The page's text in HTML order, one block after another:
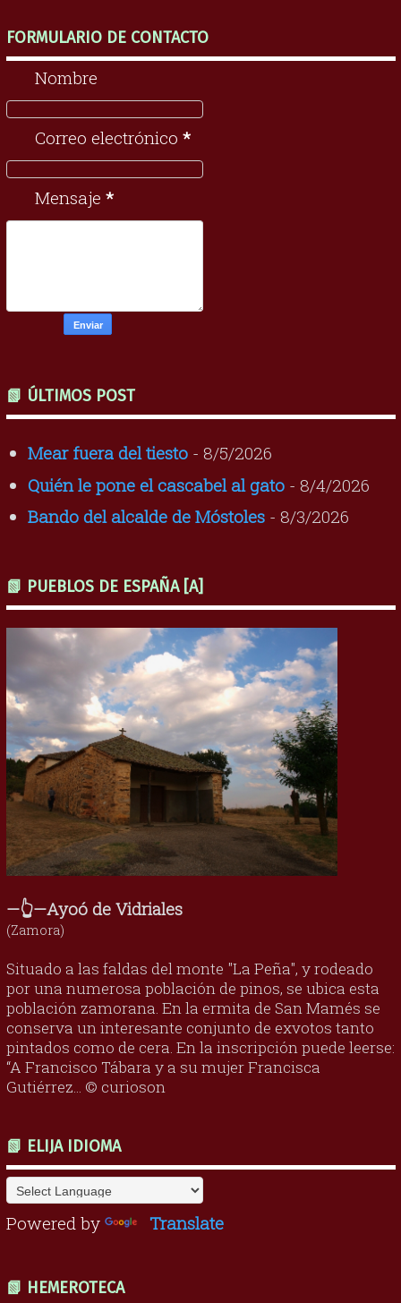
FORMULARIO DE CONTACTO
Nombre
Correo electrónico *
Mensaje *
📗 ÚLTIMOS POST
Mear fuera del tiesto- 8/5/2026
Quién le pone el cascabel al gato- 8/4/2026
Bando del alcalde de Móstoles- 8/3/2026
📗 PUEBLOS DE ESPAÑA [A]
—👆—Ayoó de Vidriales
(Zamora)
Situado a las faldas del monte "La Peña", y rodeado
por una numerosa población de pinos, se ubica esta
población zamorana. En la ermita de San Mamés se
conserva un interesante conjunto de exvotos tanto
pintados como de cera. En la inscripción puede leerse:
“A Francisco Tábara y a su mujer Francisca
Gutiérrez... © curioson
📗 ELIJA IDIOMA
Powered by Translate
📗 HEMEROTECA